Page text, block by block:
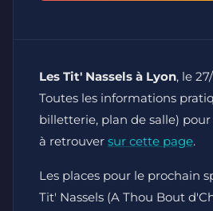
Les Tit' Nassels à Lyon, le
Toutes les informations
billetterie, plan de salle)
à retrouver sur cette page.
Les places pour le prochain
Tit' Nassels (A Thou Bout